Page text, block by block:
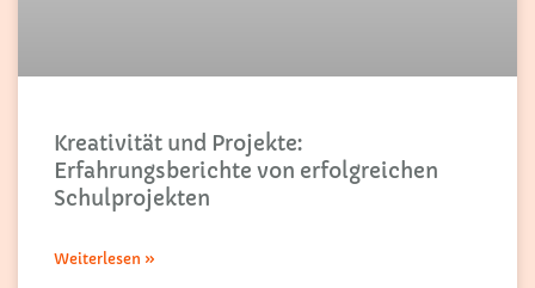
Kreativität und Projekte:
Erfahrungsberichte von erfolgreichen
Schulprojekten
Weiterlesen »